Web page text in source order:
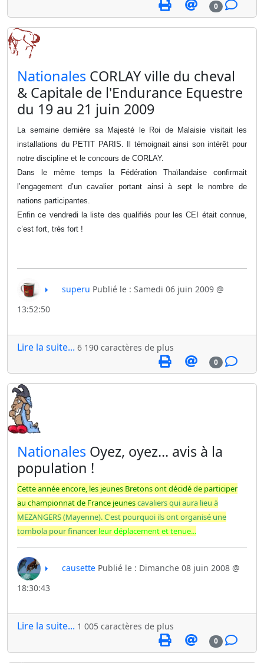
0
​Nationales CORLAY ville du cheval
& Capitale de l'Endurance Equestre
du 19 au 21 juin 2009
La semaine dernière sa Majesté le Roi de Malaisie visitait les
installations du PETIT PARIS. Il témoignait ainsi son intérêt pour
notre discipline et le concours de CORLAY.
Dans le même temps la Fédération Thaïlandaise confirmait
l’engagement d’un cavalier portant ainsi à sept le nombre de
nations participantes.
Enfin ce vendredi la liste des qualifiés pour les CEI était connue,
c’est fort, très fort !
superu Publié le : Samedi 06 juin 2009 @
13:52:50
Lire la suite... 6 190 caractères de plus
0
​Nationales Oyez, oyez... avis à la
population !
Cette année encore, les jeunes Bretons ont décidé de participer
au championnat de France jeunescavaliers qui aura lieu à
MEZANGERS (Mayenne). C'est pourquoi ils ont organisé une
tombola pour financer leur déplacement et tenue...
causettePublié le : Dimanche 08 juin 2008 @
18:30:43
Lire la suite... 1 005 caractères de plus
0